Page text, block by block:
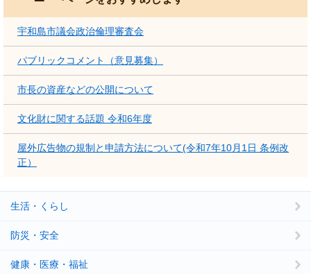
宇和島市議会政治倫理審査会
パブリックコメント（意見募集）
市長の資産などの公開について
文化財に関する話題 令和6年度
屋外広告物の規制と申請方法について(令和7年10月1日 条例改
正）
生活・くらし
防災・安全
健康・医療・福祉